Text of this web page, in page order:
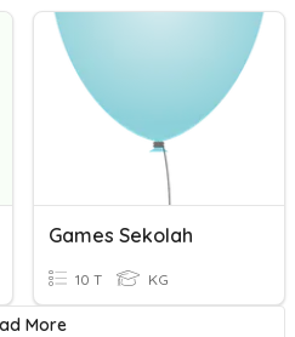
Games Sekolah
10 T KG
More